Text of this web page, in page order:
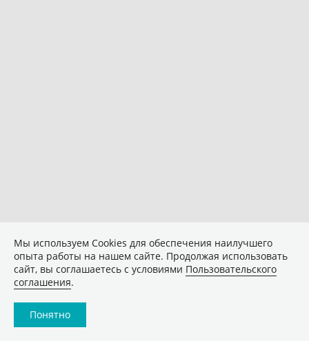
Мы используем Сookies для обеспечения наилучшего
опыта работы на нашем сайте. Продолжая использовать
сайт, вы соглашаетесь с условиями Пользовательского
соглашения.
Понятно